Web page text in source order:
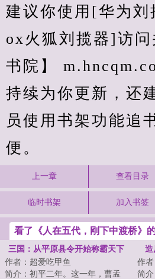
建议你使用[华为
ox火狐刘揽器]访问
书院】
持续为你更新，还
员使用书架功能追
便。
上一章 查看目录
临时书架 加入书签
看了《人在五代，刚下中渡桥》
三国：从平原县令开始称霸天下
作者：超爱吃甲鱼
简介：初平二年。这一年，曹孟
造
作
简